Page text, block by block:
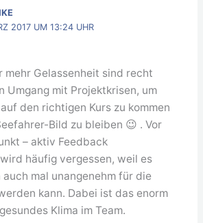
2017 UM 13:24 UHR
mehr Gelassenheit sind recht
Umgang mit Projektkrisen, um
den richtigen Kurs zu kommen
Bild zu bleiben 😉 . Vor
– aktiv Feedback
häufig vergessen, weil es
mal unangenehm für die
kann. Dabei ist das enorm
Klima im Team.